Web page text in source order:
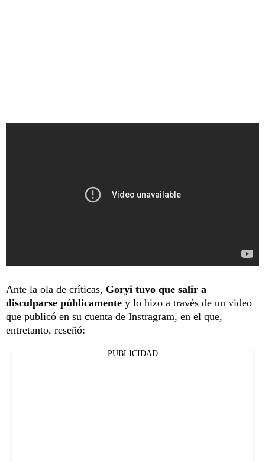
Ante la ola de críticas, Goryi tuvo que salir a
disculparse públicamente y lo hizo a través de un video
que publicó en su cuenta de Instragram, en el que,
entretanto, reseñó:
PUBLICIDAD